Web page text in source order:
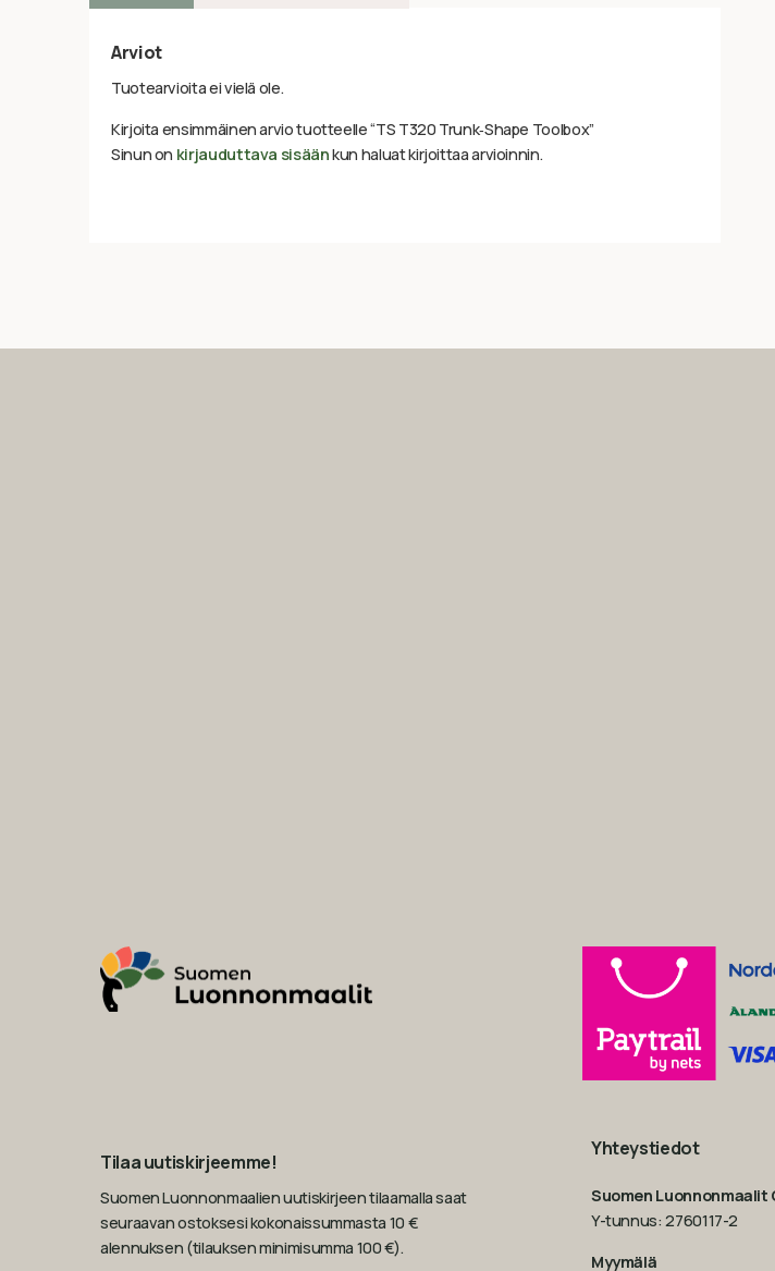
Arviot
Tuotearvioita ei vielä ole.
Kirjoita ensimmäinen arvio tuotteelle “TS T320 Trunk‑Shape Toolbox”
Sinun on kirjauduttava sisäänkun haluat kirjoittaa arvioinnin.
Tilaa uutiskirjeemme!
Suomen Luonnonmaalien uutiskirjeen tilaamalla saat
seuraavan ostoksesi kokonaissummasta 10 €
alennuksen (tilauksen minimisumma 100 €).
Yhteystiedot
Suomen Luonnonmaalit
Y-tunnus: 2760117-2
Myymälä